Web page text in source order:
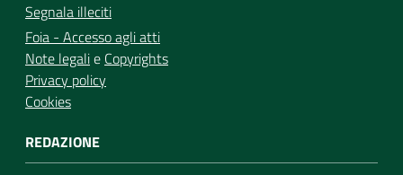
Segnala illeciti
Foia - Accesso agli atti
Note legalie Copyrights
Privacy policy
Cookies
REDAZIONE